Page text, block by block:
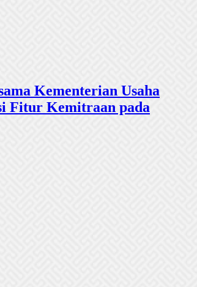
Kementerian Usaha
Fitur Kemitraan pada